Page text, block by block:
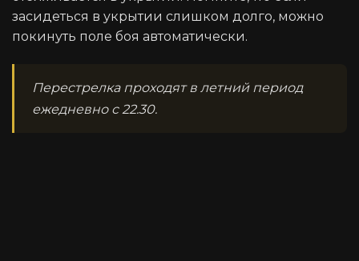
засидеться в укрытии слишком долго, можно
покинуть поле боя автоматически.
Перестрелка проходят в летний период
ежедневно с 22.30.